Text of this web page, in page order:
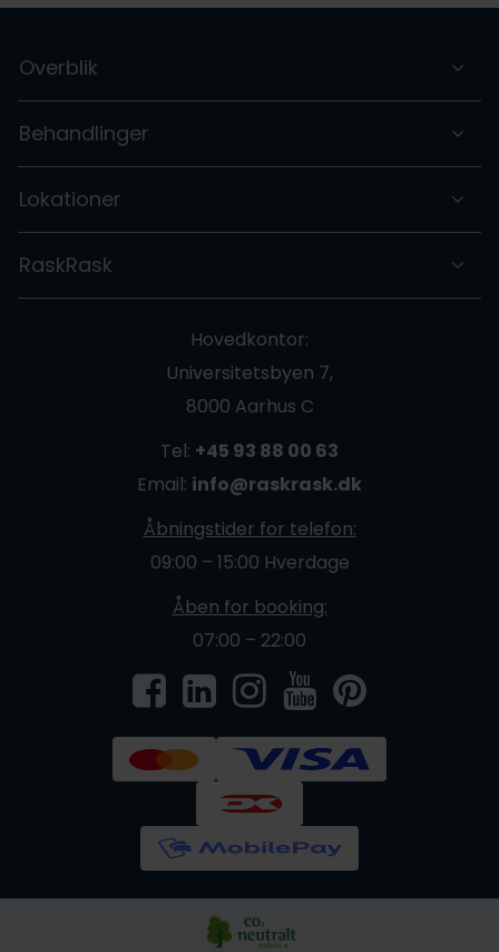
Overblik
Behandlinger
Lokationer
RaskRask
Hovedkontor:
Universitetsbyen 7,
8000 Aarhus C
Tel: +45 93 88 00 63
Email: info@raskrask.dk
Åbningstider for telefon:
09:00 – 15:00 Hverdage
Åben for booking:
07:00 – 22:00